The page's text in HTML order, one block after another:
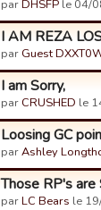
parDHSFP le 04/
I AM REZA
par Guest
I am Sorry,
par CRUSHED le
Loosing GC
parAshley
Those RP's are
parLC Bears le